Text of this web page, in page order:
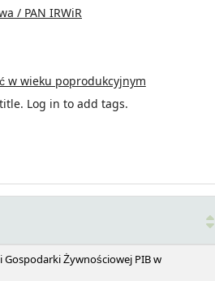
/ PAN IRWiR
w wieku poprodukcyjnym
Log in to add tags.
Żywnościowej PIB w